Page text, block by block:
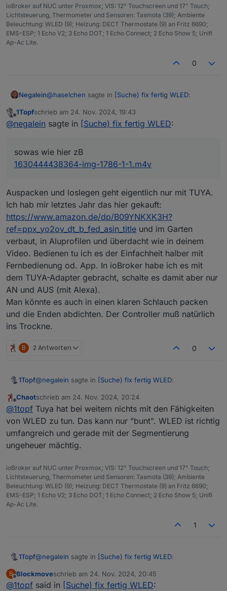
ioBroker auf NUC unter Proxmox; VIS: 12" Touchscreen und 17" Touch;
Lichtsteuerung, Thermometer und Sensoren: Tasmota (39); Ambiente
Beleuchtung: WLED (9); Heizung: DECT Thermostate (9) an Fritz 6690;
EMS-ESP; 1 Echo V2; 3 Echo DOT; 1 Echo Connect; 2 Echo Show 5; Unifi
Ap-Ac Lite.
0
Negalein@haselchen sagte in [Suche) fix fertig WLED:
Wichtig wäre auch zu wissen, ob die LEDs
1630444438364-img-1786-1-1.m4v
Offline
1Topfschrieb am 24. Nov. 2024, 19:43
zuletzt editiert von
@negalein sagte in [Suche) fix fertig WLED:
sowas wie hier zB
1630444438364-img-1786-1-1.m4v
Auspacken und loslegen geht eigentlich nur mit TUYA.
Ich hab mir letztes Jahr das hier gekauft:
https://www.amazon.de/dp/B09YNKXK3H?
ref=ppx_yo2ov_dt_b_fed_asin_title und im Garten
verbaut, in Aluprofilen und überdacht wie in deinem
Video. Bedienen tu ich es der Einfachheit halber mit
Fernbedienung od. App. In ioBroker habe ich es mit
dem TUYA-Adapter gebracht, schalte es damit aber nur
AN und AUS (mit Alexa).
Man könnte es auch in einen klaren Schlauch packen
und die Enden abdichten. Der Controller muß natürlich
ins Trockne.
B 2 Antworten 0
1Topf@negalein sagte in [Suche) fix fertig WLED:
sowas wie hier zB
1630444438364-img-1786-1-1.m4v
Auspacken und loslegen geht eigentlich nur mit TUYA.
Ich hab mir letztes Jahr das hier gekauft:
https://www.amazon.de/dp/B09YNKXK3H?
Bedienen tu ich es der Einfachheit halber mit
Fernbedienung od. App. In ioBroker habe ich es mit dem
TUYA-Adapter gebracht, schalte es damit aber nur AN
und AUS (mit Alexa).
und die Enden abdichten. Der Controller muß natürlich
Offline
Chaotschrieb am 24. Nov. 2024, 20:24
zuletzt editiert von
@1topf Tuya hat bei weitem nichts mit den Fähigkeiten
von WLED zu tun. Das kann nur "bunt". WLED ist richtig
umfangreich und gerade mit der Segmentierung
ungeheuer mächtig.
ioBroker auf NUC unter Proxmox; VIS: 12" Touchscreen und 17" Touch;
Lichtsteuerung, Thermometer und Sensoren: Tasmota (39); Ambiente
Beleuchtung: WLED (9); Heizung: DECT Thermostate (9) an Fritz 6690;
EMS-ESP; 1 Echo V2; 3 Echo DOT; 1 Echo Connect; 2 Echo Show 5; Unifi
Ap-Ac Lite.
1
1Topf@negalein sagte in [Suche) fix fertig WLED:
sowas wie hier zB
B
Offline
Blockmoveschrieb am 24. Nov. 2024, 20:45
zuletzt editiert von
@1topf said in [Suche) fix fertig WLED: